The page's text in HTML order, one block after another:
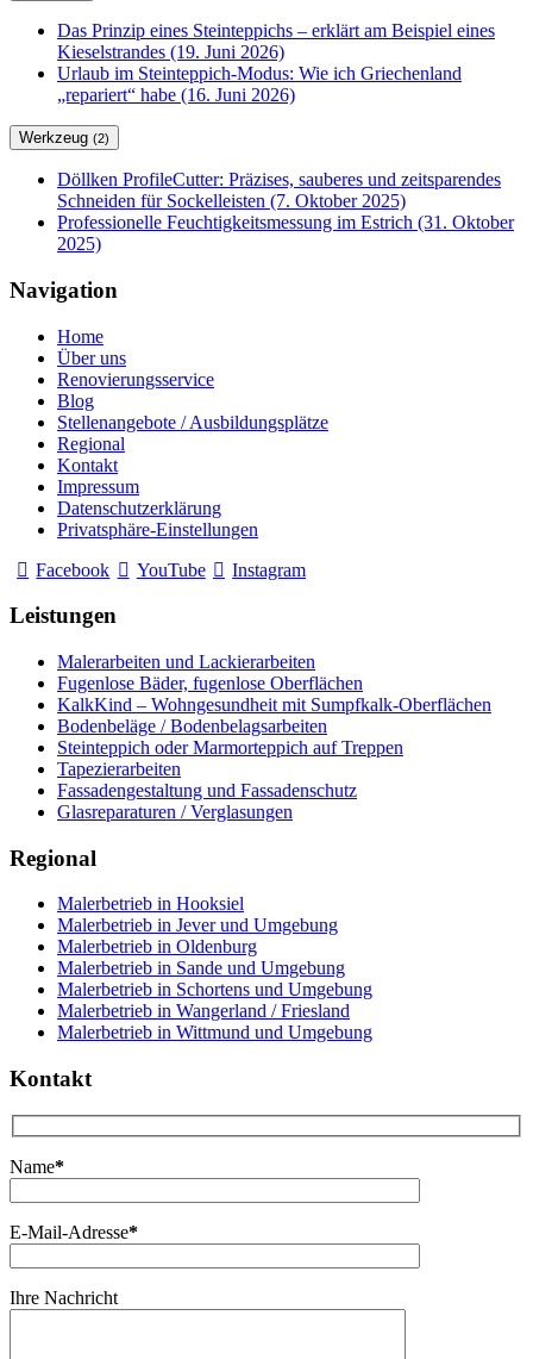
Das Prinzip eines Steinteppichs – erklärt am Beispiel eines
Kieselstrandes (19. Juni 2026)
Urlaub im Steinteppich-Modus: Wie ich Griechenland
„repariert“ habe (16. Juni 2026)
Werkzeug (2)
Döllken ProfileCutter: Präzises, sauberes und zeitsparendes
Schneiden für Sockelleisten (7. Oktober 2025)
Professionelle Feuchtigkeitsmessung im Estrich (31. Oktober
2025)
Navigation
Home
Über uns
Renovierungsservice
Blog
Stellenangebote / Ausbildungsplätze
Regional
Kontakt
Impressum
Datenschutzerklärung
Privatsphäre-Einstellungen
Facebook
YouTube Instagram
Leistungen
Malerarbeiten und Lackierarbeiten
Fugenlose Bäder, fugenlose Oberflächen
KalkKind – Wohngesundheit mit Sumpfkalk-Oberflächen
Bodenbeläge / Bodenbelagsarbeiten
Steinteppich oder Marmorteppich auf Treppen
Tapezierarbeiten
Fassadengestaltung und Fassadenschutz
Glasreparaturen / Verglasungen
Regional
Malerbetrieb in Hooksiel
Malerbetrieb in Jever und Umgebung
Malerbetrieb in Oldenburg
Malerbetrieb in Sande und Umgebung
Malerbetrieb in Schortens und Umgebung
Malerbetrieb in Wangerland / Friesland
Malerbetrieb in Wittmund und Umgebung
Kontakt
Name*
E-Mail-Adresse*
Ihre Nachricht